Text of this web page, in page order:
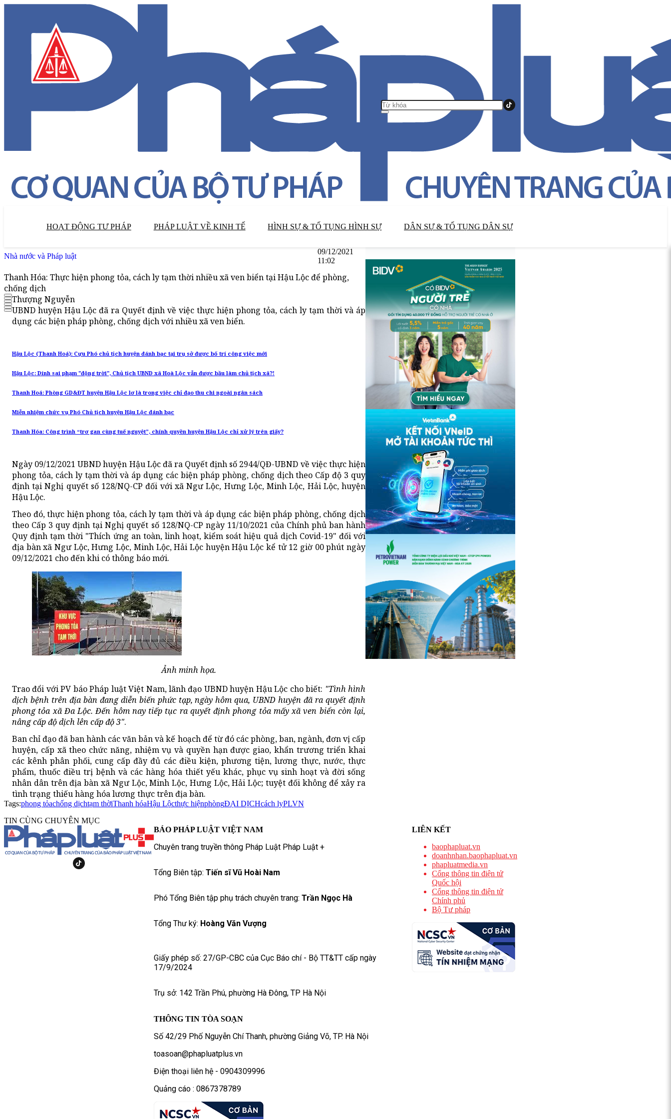
HOẠT ĐỘNG TƯ PHÁP PHÁP LUẬT VỀ KINH TẾ HÌNH SỰ & TỐ TỤNG HÌNH SỰ DÂN SỰ & TỐ TỤNG DÂN SỰ
Nhà nước và Pháp luật
09/12/2021
11:02
Thanh Hóa: Thực hiện phong tỏa, cách ly tạm thời nhiều xã ven biển tại Hậu Lộc để phòng,
chống dịch
Thượng Nguyễn
UBND huyện Hậu Lộc đã ra Quyết định về việc thực hiện phong tỏa, cách ly tạm thời và áp
dụng các biện pháp phòng, chống dịch với nhiều xã ven biển.
Hậu Lộc (Thanh Hoá): Cựu Phó chủ tịch huyện đánh bạc tại trụ sở được bố trí công việc mới
Hậu Lộc: Dính sai phạm "động trời", Chủ tịch UBND xã Hoà Lộc vẫn được bầu làm chủ tịch xã?!
Thanh Hoá: Phòng GD&ĐT huyện Hậu Lộc lơ là trong việc chỉ đạo thu chi ngoài ngân sách
Miễn nhiệm chức vụ Phó Chủ tịch huyện Hậu Lộc đánh bạc
Thanh Hóa: Công trình “trơ gan cùng tuế nguyệt”, chính quyền huyện Hậu Lộc chỉ xử lý trên giấy?
Ngày 09/12/2021 UBND huyện Hậu Lộc đã ra Quyết định số 2944/QĐ-UBND về việc thực hiện
phong tỏa, cách ly tạm thời và áp dụng các biện pháp phòng, chống dịch theo Cấp độ 3 quy
định tại Nghị quyết số 128/NQ-CP đối với xã Ngư Lộc, Hưng Lộc, Minh Lộc, Hải Lộc, huyện
Hậu Lộc.
Theo đó, thực hiện phong tỏa, cách ly tạm thời và áp dụng các biện pháp phòng, chống dịch
theo Cấp 3 quy định tại Nghị quyết số 128/NQ-CP ngày 11/10/2021 của Chính phủ ban hành
Quy định tạm thời "Thích ứng an toàn, linh hoạt, kiểm soát hiệu quả dịch Covid-19" đối với
địa bàn xã Ngư Lộc, Hưng Lộc, Minh Lộc, Hải Lộc huyện Hậu Lộc kể tử 12 giờ 00 phút ngày
09/12/2021 cho đến khi có thông báo mới.
Ảnh minh họa.
Trao đổi với PV báo Pháp luật Việt Nam, lãnh đạo UBND huyện Hậu Lộc cho biết: "Tình hình
dịch bệnh trên địa bàn đang diễn biến phức tạp, ngày hôm qua, UBND huyện đã ra quyết định
phong tỏa xã Đa Lộc. Đến hôm nay tiếp tục ra quyết định phong tỏa mấy xã ven biển còn lại,
nâng cấp độ dịch lên cấp độ 3".
Ban chỉ đạo đã ban hành các văn bản và kế hoạch để từ đó các phòng, ban, ngành, đơn vị cấp
huyện, cấp xã theo chức năng, nhiệm vụ và quyền hạn được giao, khẩn trương triển khai
các kênh phân phối, cung cấp đầy đủ các điều kiện, phương tiện, lương thực, nước, thực
phẩm, thuốc điều trị bệnh và các hàng hóa thiết yếu khác, phục vụ sinh hoạt và đời sống
nhân dân trên địa bàn xã Ngư Lộc, Minh Lộc, Hưng Lộc, Hải Lộc; tuyệt đối không để xảy ra
tình trạng thiếu hàng hóa lương thực trên địa bàn.
Tags:phong tỏachống dịchtạm thờiThanh hóaHậu Lộcthực hiệnphòngĐẠI DỊCHcách lyPLVN
TIN CÙNG CHUYÊN MỤC
BÁO PHÁP LUẬT VIỆT NAM
Chuyên trang truyền thông Pháp Luật Pháp Luật +
Tổng Biên tập: Tiến sĩ Vũ Hoài Nam
Phó Tổng Biên tập phụ trách chuyên trang: Trần Ngọc Hà
Tổng Thư ký: Hoàng Văn Vượng
Giấy phép số: 27/GP-CBC của Cục Báo chí - Bộ TT&TT cấp ngày
17/9/2024
Trụ sở: 142 Trần Phú, phường Hà Đông, TP Hà Nội
THÔNG TIN TÒA SOẠN
Số 42/29 Phố Nguyễn Chí Thanh, phường Giảng Võ, TP. Hà Nội
toasoan@phapluatplus.vn
Điện thoại liên hệ - 0904309996
Quảng cáo : 0867378789
LIÊN KẾT
baophapluat.vn
doanhnhan.baophapluat.vn
phapluatmedia.vn
Cổng thông tin điện tử
Quốc hội
Cổng thông tin điện tử
Chính phủ
Bộ Tư pháp